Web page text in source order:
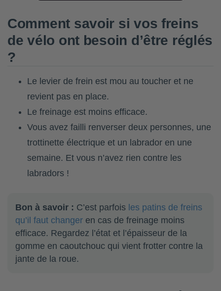
Comment savoir si vos freins
de vélo ont besoin d’être réglés
?
Le levier de frein est mou au toucher et ne
revient pas en place.
Le freinage est moins efficace.
Vous avez failli renverser deux personnes, une
trottinette électrique et un labrador en une
semaine. Et vous n’avez rien contre les
labradors !
Bon à savoir : C’est parfois les patins de freins
qu’il faut changer en cas de freinage moins
efficace. Regardez l’état et l’épaisseur de la
gomme en caoutchouc qui vient frotter contre la
jante de la roue.